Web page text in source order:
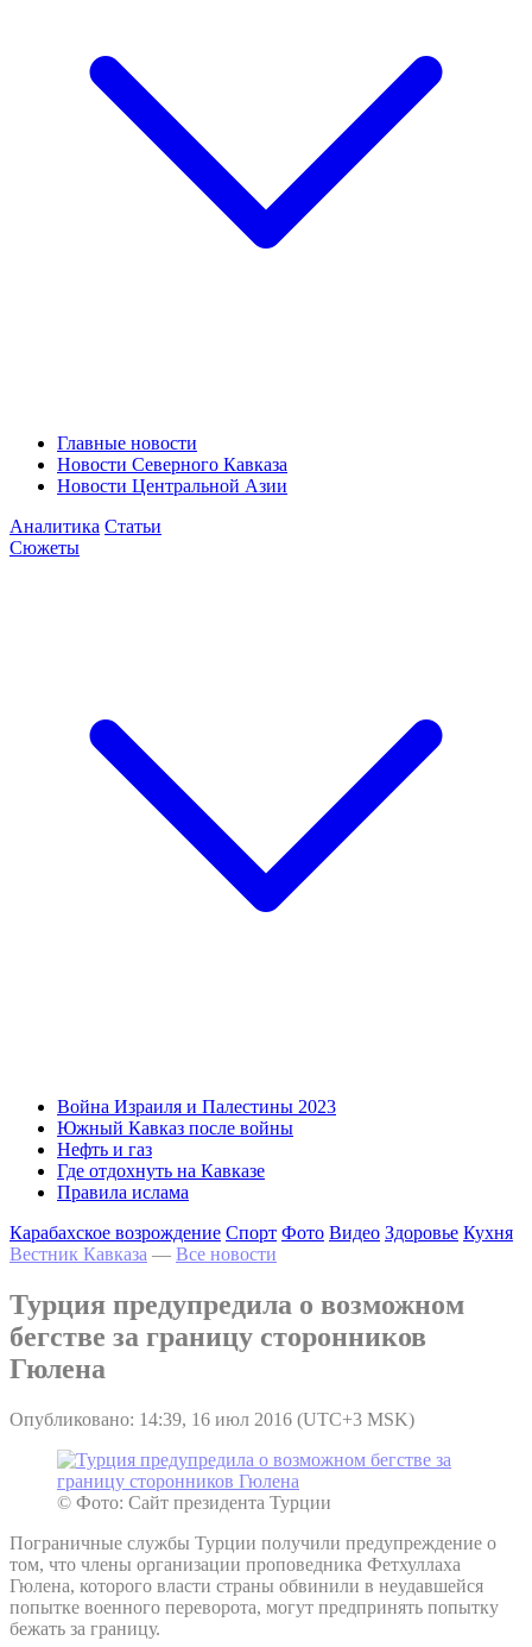
Главные новости
Новости Северного Кавказа
Новости Центральной Азии
Аналитика Статьи
Сюжеты
Война Израиля и Палестины 2023
Южный Кавказ после войны
Нефть и газ
Где отдохнуть на Кавказе
Правила ислама
Карабахское возрождение Спорт Фото Видео Здоровье Кухня
Вестник Кавказа — Все новости
Турция предупредила о возможном
бегстве за границу сторонников
Гюлена
Опубликовано: 14:39, 16 июл 2016 (UTC+3 MSK)
© Фото: Сайт президента Турции
Пограничные службы Турции получили предупреждение о
том, что члены организации проповедника Фетхуллаха
Гюлена, которого власти страны обвинили в неудавшейся
попытке военного переворота, могут предпринять попытку
бежать за границу.